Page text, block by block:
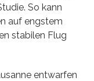
So kann
auf engstem
stabilen Flug
entwarfen